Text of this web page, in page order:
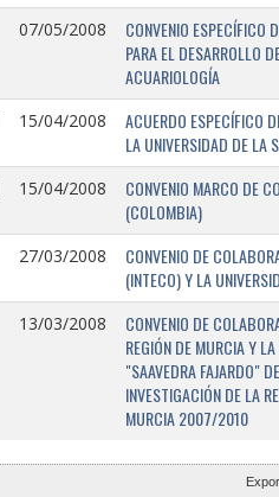
07/05/2008
CONVENIO ESPECÍFICO
PARA EL DESARROLLO
ACUARIOLOGÍA
15/04/2008
ACUERDO ESPECÍFICO
LA UNIVERSIDAD DE LA
15/04/2008
CONVENIO MARCO DE
(COLOMBIA)
27/03/2008
CONVENIO DE
(INTECO) Y LA
13/03/2008
CONVENIO DE
REGIÓN DE MURCIA Y
"SAAVEDRA FAJARDO"
INVESTIGACIÓN DE LA
MURCIA 2007/2010